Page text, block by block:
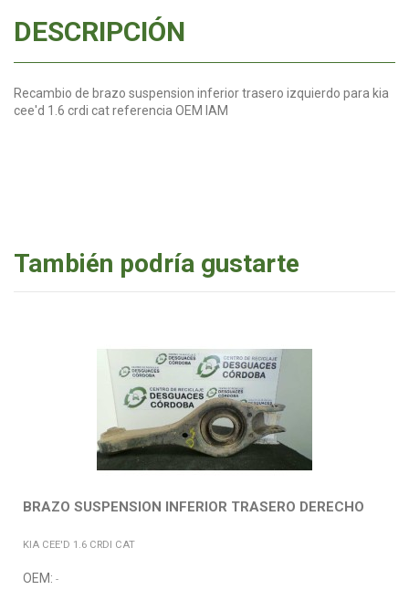
DESCRIPCIÓN
Recambio de brazo suspension inferior trasero izquierdo para kia
cee'd 1.6 crdi cat referencia OEM IAM
También podría gustarte
BRAZO SUSPENSION INFERIOR TRASERO DERECHO
KIA CEE'D 1.6 CRDI CAT
OEM: -